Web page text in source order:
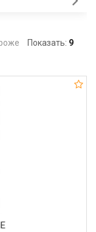
Показать: 9